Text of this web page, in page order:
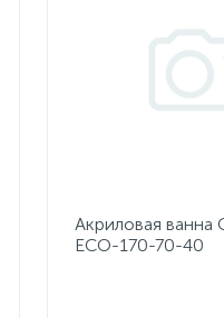
Акриловая ванна
ECO-170-70-40